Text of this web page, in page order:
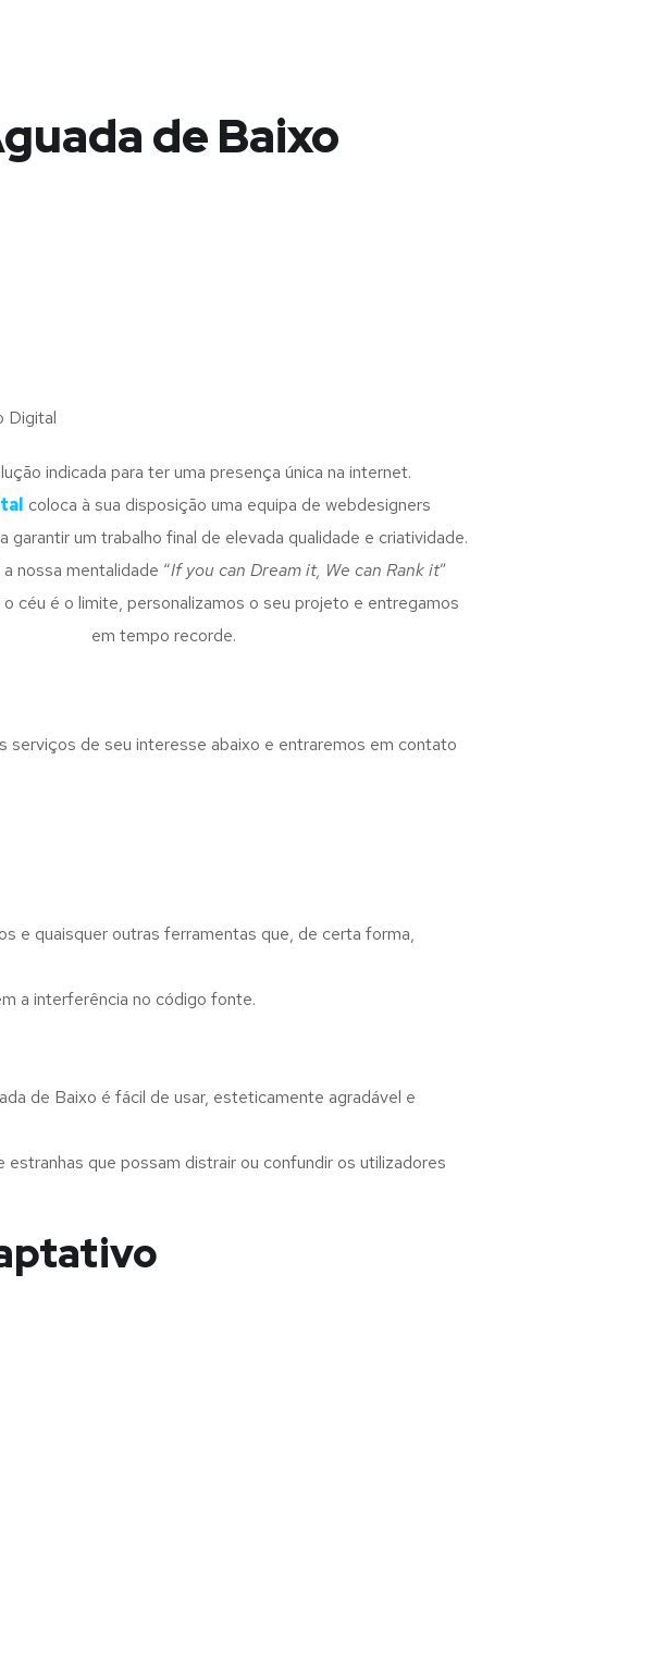
de Baixo
Digital
indicada para ter uma presença única na internet.
coloca à sua disposição uma equipa de webdesigners
garantir um trabalho final de elevada qualidade e criatividade.
nossa mentalidade “If you can Dream it, We can Rank it”
céu é o limite, personalizamos o seu projeto e entregamos
em tempo recorde.
serviços de seu interesse abaixo e entraremos em contato
e quaisquer outras ferramentas que, de certa forma,
a interferência no código fonte.
de Baixo é fácil de usar, esteticamente agradável e
que possam distrair ou confundir os utilizadores